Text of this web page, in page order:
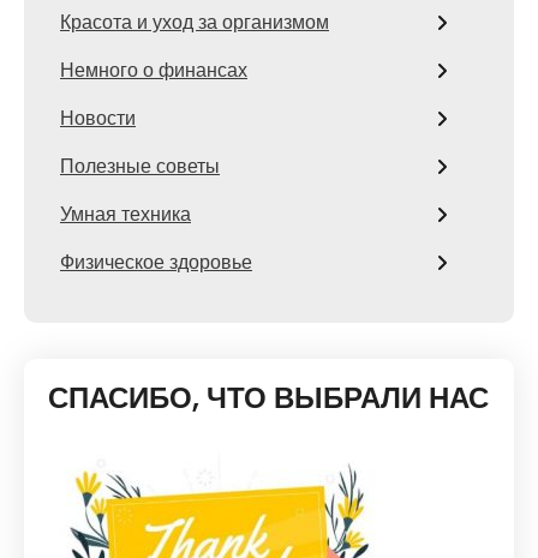
Красота и уход за организмом
Немного о финансах
Новости
Полезные советы
Умная техника
Физическое здоровье
СПАСИБО, ЧТО ВЫБРАЛИ НАС